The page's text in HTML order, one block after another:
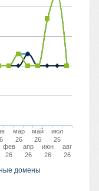
домены
фев
26
мар
26
апр
26
май
26
июн
26
июл
26
авг
26